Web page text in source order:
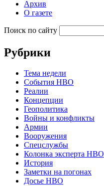
Архив
О газете
Поиск по сайту
Рубрики
Тема недели
События НВО
Реалии
Концепции
Геополитика
Войны и конфликты
Армии
Вооружения
Спецслужбы
Колонка эксперта НВО
История
Заметки на погонах
Досье НВО